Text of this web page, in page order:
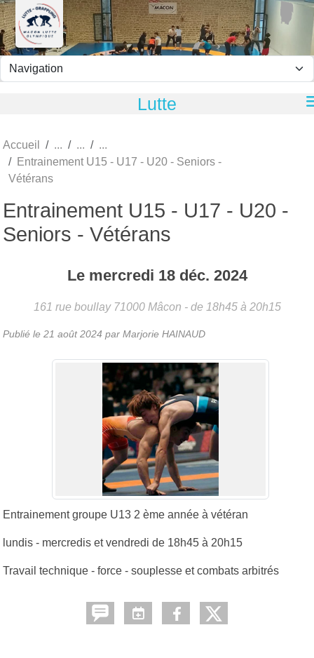
Lutte
Accueil
Entrainement U15 - U17 - U20 - Seniors -
Vétérans
Entrainement U15 - U17 - U20 -
Seniors - Vétérans
Le mercredi 18 déc. 2024
161 rue boullay 71000 Mâcon - de 18h45 à 20h15
Publié le 21 août 2024 par Marjorie HAINAUD
Entrainement groupe U13 2 ème année à vétéran
lundis - mercredis et vendredi de 18h45 à 20h15
Travail technique - force - souplesse et combats arbitrés
Panneau de gestion des cookies